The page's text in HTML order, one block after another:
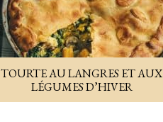
TOURTE AU LANGRES ET AUX
LÉGUMES D’HIVER